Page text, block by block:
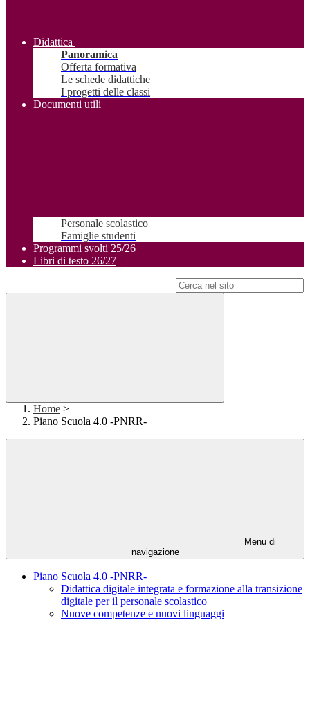
Didattica
Panoramica
Offerta formativa
Le schede didattiche
I progetti delle classi
Documenti utili
Personale scolastico
Famiglie studenti
Programmi svolti 25/26
Libri di testo 26/27
Home >
Piano Scuola 4.0 -PNRR-
Menu di
navigazione
Piano Scuola 4.0 -PNRR-
Didattica digitale integrata e formazione alla transizione
digitale per il personale scolastico
Nuove competenze e nuovi linguaggi